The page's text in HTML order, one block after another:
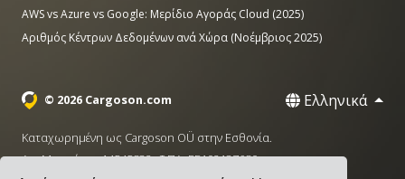
AWS vs Azure vs Google: Μερίδιο Αγοράς Cloud (2025)
Αριθμός Κέντρων Δεδομένων ανά Χώρα (Νοέμβριος 2025)
© 2026 Cargoson.com Ελληνικά
Καταχωρημένη ως Cargoson OÜ στην Εσθονία.
Αρ. Μητρώου: 14545832. ΦΠΑ: EE102137680.